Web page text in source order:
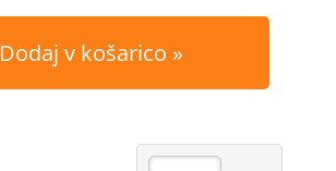
Dodaj v košarico